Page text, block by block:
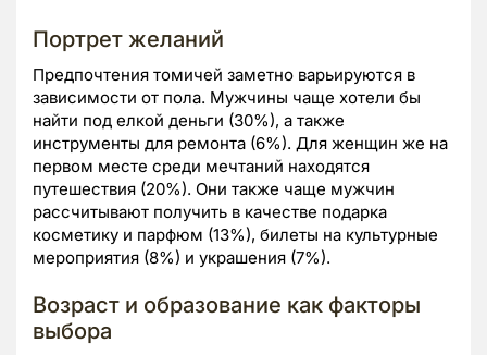
Портрет желаний
Предпочтения томичей заметно варьируются в
зависимости от пола. Мужчины чаще хотели бы
найти под елкой деньги (30%), а также
инструменты для ремонта (6%). Для женщин же на
первом месте среди мечтаний находятся
путешествия (20%). Они также чаще мужчин
рассчитывают получить в качестве подарка
косметику и парфюм (13%), билеты на культурные
мероприятия (8%) и украшения (7%).
Возраст и образование как факторы
выбора